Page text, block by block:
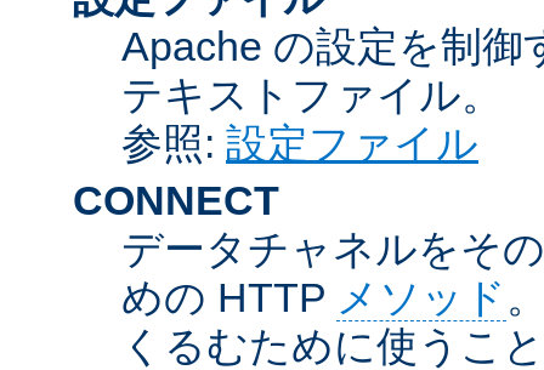
Apache の設定を制
テキストファイル。
参照: 設定ファイル
CONNECT
データチャネルをそ
めの HTTP メソッド
くるむために使うこ